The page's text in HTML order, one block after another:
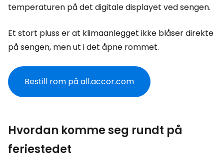
temperaturen på det digitale displayet ved sengen.
Et stort pluss er at klimaanlegget ikke blåser direkte
på sengen, men ut i det åpne rommet.
Bestill rom på all.accor.com
Hvordan komme seg rundt på
feriestedet